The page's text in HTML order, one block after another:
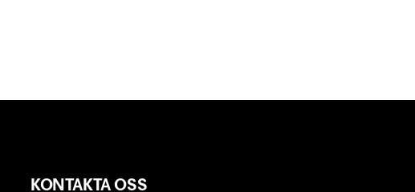
KONTAKTA OSS